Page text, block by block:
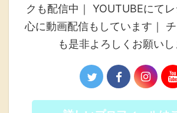
クも配信中｜ YOUTUBEにて
心に動画配信もしています｜
も是非よろしくお願いし